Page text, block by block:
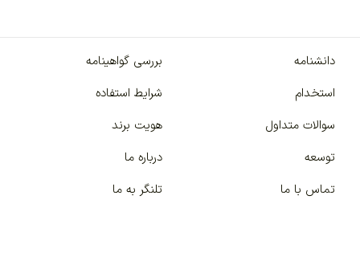
دانشنامه
بررسی گواهینامه
استخدام
شرایط استفاده
سوالات متداول
هویت برند
توسعه
درباره ما
تماس با ما
تلنگر به ما